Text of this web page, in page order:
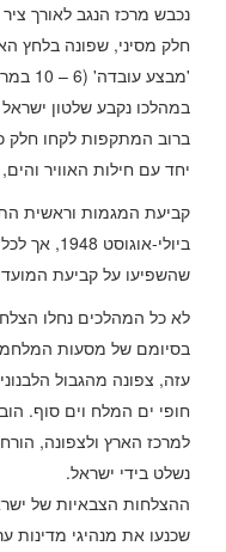
נכבש מרכז הנגב לאורך
חלק מסיני, שפונה בלחץ
במהלכו נקבע שלטון
ברוב המתקפות לקחו חלק
יחד עם חילות האוויר
קביעת המגמות וראשית
ביולי-
שהשפיעו על קביעת המועד
לא כל המהלכים נחלו
בסיומם של מסעות
עזה, צפונה מהגבול
חופי ים המלח וים סוף.
למרכז הארץ ולצפונה,
נשלט בידי ישראל.
ההצלחות הצבאיות של
שכנעו את מנהיגי